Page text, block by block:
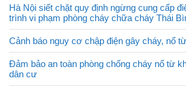
Hà Nội siết chặt quy định ngừng cung cấp
trình vi phạm phòng cháy chữa cháy Thái
Cảnh báo nguy cơ chập điện gây cháy, nổ
Đảm bảo an toàn phòng chống cháy nổ từ
dân cư